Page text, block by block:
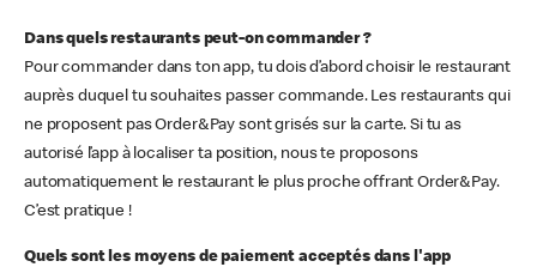
Dans quels restaurants peut-on commander ?
Pour commander dans ton app, tu dois d’abord choisir le restaurant
auprès duquel tu souhaites passer commande. Les restaurants qui
ne proposent pas Order&Pay sont grisés sur la carte. Si tu as
autorisé l’app à localiser ta position, nous te proposons
automatiquement le restaurant le plus proche offrant Order&Pay.
C’est pratique !
Quels sont les moyens de paiement acceptés dans l'app